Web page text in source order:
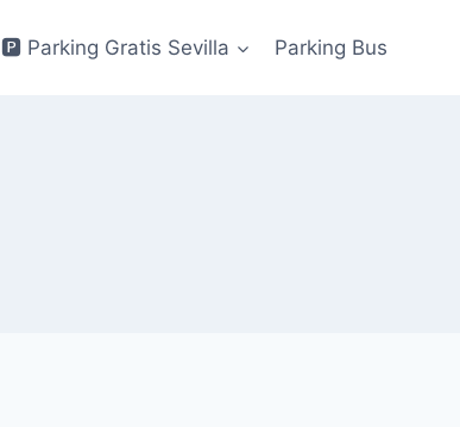
🅿 Parking Gratis Sevilla Parking Bus